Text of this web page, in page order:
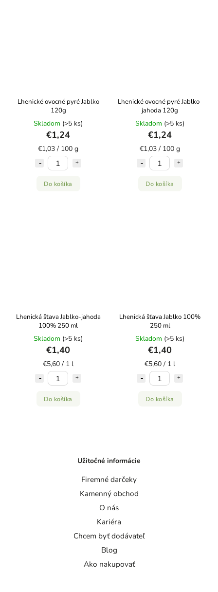
Lhenické ovocné pyré Jablko
120g
Skladom (>5 ks)
€1,24
€1,03 / 100 g
Do košíka
Lhenické ovocné pyré Jablko-
jahoda 120g
Skladom (>5 ks)
€1,24
€1,03 / 100 g
Do košíka
Lhenická šťava Jablko-jahoda
100% 250 ml
Skladom (>5 ks)
€1,40
€5,60 / 1 l
Do košíka
Lhenická šťava Jablko 100%
250 ml
Skladom (>5 ks)
€1,40
€5,60 / 1 l
Do košíka
Užitočné informácie
Firemné darčeky
Kamenný obchod
O nás
Kariéra
Chcem byť dodávateľ
Blog
Ako nakupovať